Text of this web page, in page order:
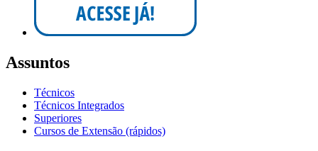
Assuntos
Técnicos
Técnicos Integrados
Superiores
Cursos de Extensão (rápidos)